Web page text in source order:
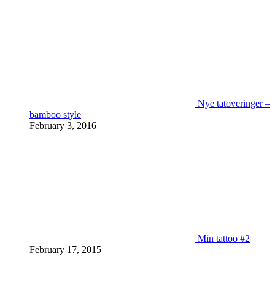
Nye tatoveringer –
bamboo style
February 3, 2016
Min tattoo #2
February 17, 2015